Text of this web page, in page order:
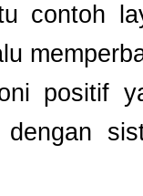
contoh
positif
dengan